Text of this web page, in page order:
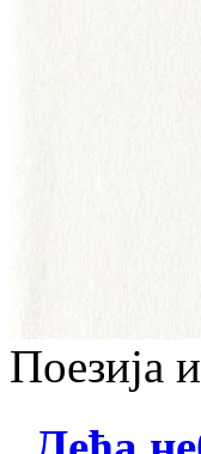
Поезија